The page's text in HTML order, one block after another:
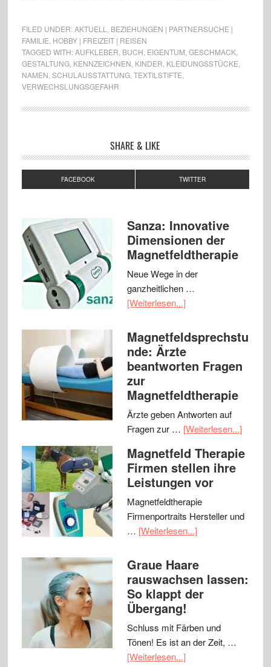
FILED UNDER:AKTUELL
BEZIEHUNGEN | PARTNERSUCHE |
FAMILIE HOBBY | FREIZEIT | REISEN
TAGGED WITH:AUFKLEBER BUCH EIGENTUM GESCHMACK,
GESTALTUNG, KENNZEICHNEN KINDER KLEIDUNGSSTÜCKE
NAMEN SCHULAUSSTATTUNG, TEXTILSTIFTE
VERWECHSLUNGSGEFAHR
SHARE & LIKE
FACEBOOK TWITTER
Sanza: Innovative
Dimensionen der
Magnetfeldtherapie
Neue Wege in der
ganzheitlichen …
[Weiterlesen...]
Magnetfeldsprechstu
nde: Ärzte
beantworten Fragen
zur
Magnetfeldtherapie
Ärzte geben Antworten auf
Fragen zur … [Weiterlesen...]
Magnetfeld Therapie
Firmen stellen ihre
Leistungen vor
Magnetfeldtherapie
Firmenportraits Hersteller und
… [Weiterlesen...]
Graue Haare
rauswachsen lassen:
So klappt der
Übergang!
Schluss mit Färben und
Tönen! Es ist an der Zeit, …
[Weiterlesen...]